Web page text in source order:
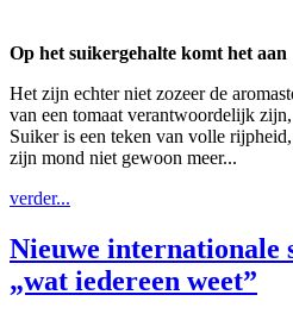
Op het suikergehalte komt het aan
Het zijn echter niet zozeer de
van een tomaat verantwoordelijk
Suiker is een teken van volle
zijn mond niet gewoon meer...
verder...
Nieuwe internationale
„wat iedereen weet”